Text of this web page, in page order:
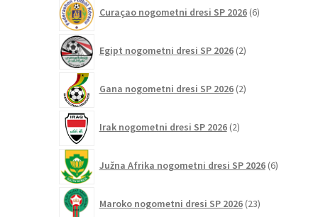
Curaçao nogometni dresi SP 2026 6izdelkov
Egipt nogometni dresi SP 2026 2izdelka
Gana nogometni dresi SP 2026 2izdelka
Irak nogometni dresi SP 2026 2izdelka
Južna Afrika nogometni dresi SP 2026 6izdelkov
Maroko nogometni dresi SP 2026 23izdelkov